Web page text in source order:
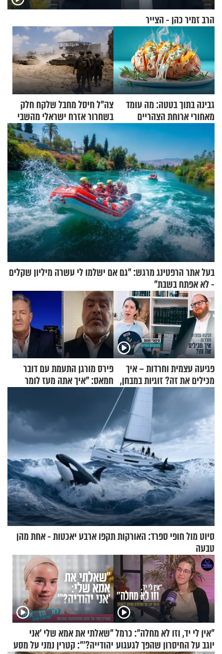
הרב זמיר כהן - הצייר
גבינה בתוך בטטה: מה עומד
מאחורי ארוחת הצהריים
שכבשה את הרשת?
צה"ל חיסל מחבל שלקח חלק
בשחרור אזרח ישראלי מהשבי
בעל אתר הרפטינג מרגש: "גם אם ישלמו לי עשרה מיליון שקלים
- לא אפתח בשבת"
פגיעה עצמית וחרדות – איך
מכילים את זה? זוגיות במבחן,
הפעם עם יהודית ואלתר כהן
פירס מורגן התעמת עם דובר
חמאס: "איך אתה מעז לומר
סיוט מול חופי ספרד: האורקות תקפו ארבע יאכטות - אחת מהן
טבעה
"אין לי יד, וזו לא מחלה": כרמל
יוגב על החיסרון שהפך לגעגוע
"שאלתי את אמא שלי 'אני
יהודייה?'": קטרין נמני על מסע